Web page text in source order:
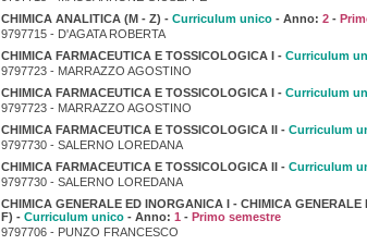
CHIMICA ANALITICA (M - Z) - Curriculum unico - Anno: 2 -
9797715 - D'AGATA ROBERTA
CHIMICA FARMACEUTICA E TOSSICOLOGICA I - Curriculum
9797723 - MARRAZZO AGOSTINO
CHIMICA FARMACEUTICA E TOSSICOLOGICA I - Curriculum
9797723 - MARRAZZO AGOSTINO
CHIMICA FARMACEUTICA E TOSSICOLOGICA II - Curriculum
9797730 - SALERNO LOREDANA
CHIMICA FARMACEUTICA E TOSSICOLOGICA II - Curriculum
9797730 - SALERNO LOREDANA
CHIMICA GENERALE ED INORGANICA I - CHIMICA
F) - Curriculum unico - Anno: 1 - Primo semestre
9797706 - PUNZO FRANCESCO